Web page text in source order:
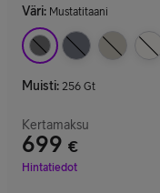
Väri: Mustatitaani
Muisti: 256 Gt
Kertamaksu
699 €
Hinta 699 €
Hintatiedot